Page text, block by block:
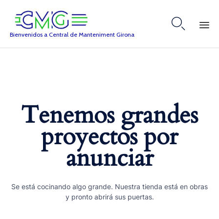
Bienvenidos a Central de Manteniment Girona

Tenemos grandes
proyectos por
anunciar
Se está cocinando algo grande. Nuestra tienda está en obras
y pronto abrirá sus puertas.